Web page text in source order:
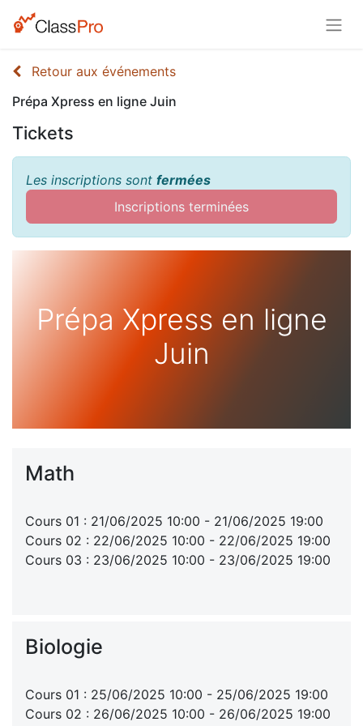
Retour aux événements
Prépa Xpress en ligne Juin
Tickets
Les inscriptions sont fermées
Inscriptions terminées
Prépa Xpress en ligne
Juin
Math
Cours 01 : 21/06/2025 10:00 - 21/06/2025 19:00
Cours 02 : 22/06/2025 10:00 - 22/06/2025 19:00
Cours 03 : 23/06/2025 10:00 - 23/06/2025 19:00
Biologie
Cours 01 : 25/06/2025 10:00 - 25/06/2025 19:00
Cours 02 : 26/06/2025 10:00 - 26/06/2025 19:00